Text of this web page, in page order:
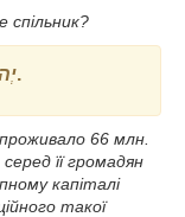
спільник?
.‎
66 млн.
її громадян
капіталі
такої